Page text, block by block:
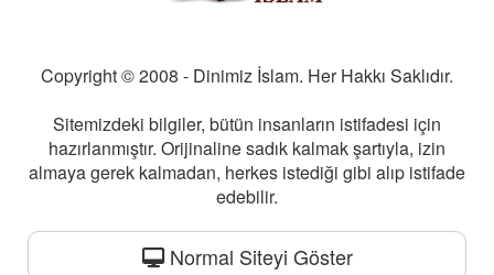
Copyright © 2008 - Dinimiz İslam. Her Hakkı Saklıdır.
Sitemizdeki bilgiler, bütün insanların istifadesi için
hazırlanmıştır. Orijinaline sadık kalmak şartıyla, izin
almaya gerek kalmadan, herkes istediği gibi alıp istifade
edebilir.
Normal Siteyi Göster